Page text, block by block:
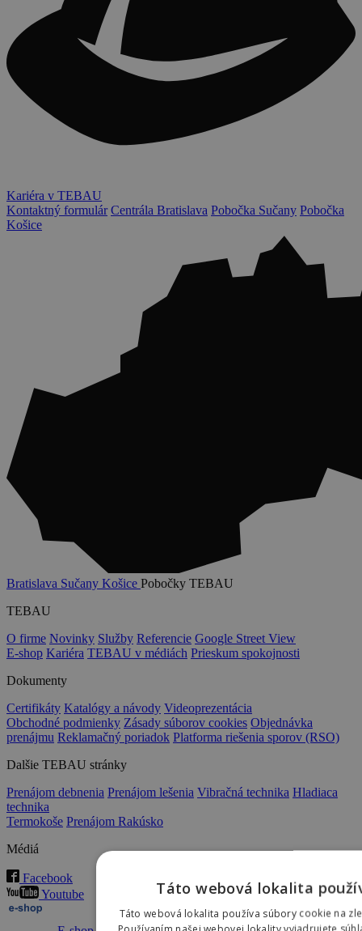
Kariéra v TEBAU
Kontaktný formulár Centrála Bratislava Pobočka Sučany Pobočka
Košice
Bratislava Sučany Košice Pobočky TEBAU
TEBAU
O firme Novinky Služby Referencie Google Street View
E-shop Kariéra TEBAU v médiách Prieskum spokojnosti
Dokumenty
Certifikáty Katalógy a návody Videoprezentácia
Obchodné podmienky Zásady súborov cookies Objednávka
prenájmu Reklamačný poriadok Platforma riešenia sporov (RSO)
Dalšie TEBAU stránky
Prenájom debnenia Prenájom lešenia Vibračná technika Hladiaca
technika
Termokoše Prenájom Rakúsko
Médiá
Facebook
Youtube
Táto webová lokalita
Táto webová lokalita používa súbory cookie na
Používaním našej webovej lokality vyjadrujete